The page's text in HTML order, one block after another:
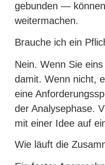
gebunden —
weitermachen.
Brauche ich ein
Nein. Wenn Sie
damit. Wenn nicht,
eine
der Analysephase.
mit einer Idee auf
Wie läuft die